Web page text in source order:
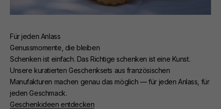
Für jeden Anlass
Genussmomente, die bleiben
Schenken ist einfach. Das Richtige schenken ist eine Kunst.
Unsere kuratierten Geschenksets aus französischen
Manufakturen machen genau das möglich — für jeden Anlass, für
jeden Geschmack.
Geschenkideen entdecken